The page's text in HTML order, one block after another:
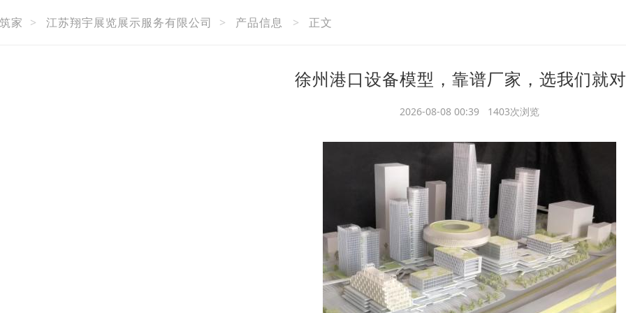
家 > 江苏翔宇展览展示服务有限公司 > 产品信息 > 正文
徐州港口设备模型，靠谱厂家，选我们就
2026-08-08 00:39 1403次浏览